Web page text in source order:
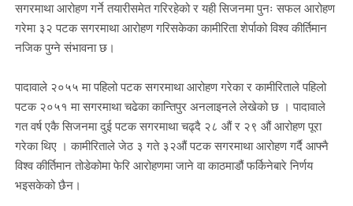
सगरमाथा आरोहण गर्ने तयारीसमेत गरिरहेको र यही सिजनमा पुनः सफल आरोहण
गरेमा ३२ पटक सगरमाथा आरोहण गरिसकेका कामीरिता शेर्पाको विश्व कीर्तिमान
नजिक पुग्ने संभावना छ।
पादावाले २०५५ मा पहिलो पटक सगरमाथा आरोहण गरेका र कामीरिताले पहिलो
पटक २०५१ मा सगरमाथा चढेका कान्तिपुर अनलाइनले लेखेको छ । पादावाले
गत वर्ष एकै सिजनमा दुई पटक सगरमाथा चढ्दै २८ औं र २९ औं आरोहण पूरा
गरेका थिए । कामीरिताले जेठ ३ गते ३२औं पटक सगरमाथा आरोहण गर्दै आफ्नै
विश्व कीर्तिमान तोडेकोमा फेरि आरोहणमा जाने वा काठमाडौं फर्किनेबारे निर्णय
भइसकेको छैन।